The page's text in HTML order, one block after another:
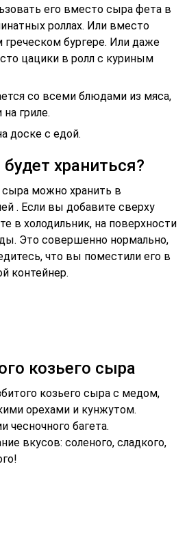
его вместо сыра фета в
роллах. Или вместо
греческом бургере. Или даже
цацики в ролл с куриным
со всеми блюдами из мяса,
гриле.
доске с едой.
храниться?
сыра можно хранить в
. Если вы добавите сверху
в холодильник, на поверхности
Это совершенно нормально,
что вы поместили его в
контейнер.
козьего сыра
козьего сыра с медом,
орехами и кунжутом.
чесночного багета.
вкусов: соленого, сладкого,